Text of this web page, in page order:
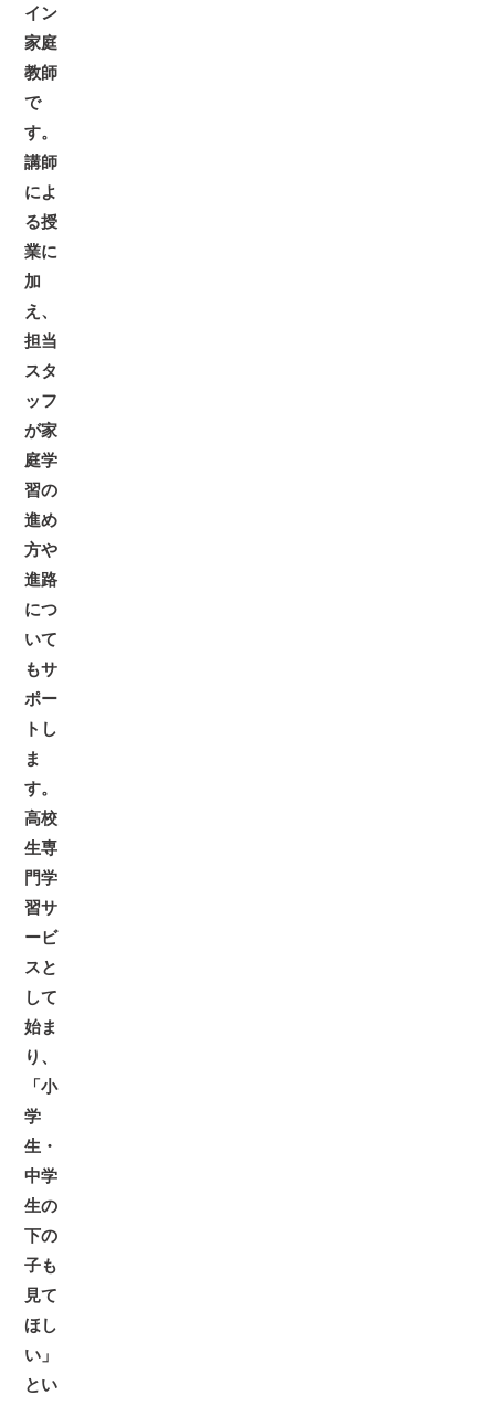
イン
家庭
教師
で
す。
講師
によ
る授
業に
加
え、
担当
スタ
ッフ
が家
庭学
習の
進め
方や
進路
につ
いて
もサ
ポー
トし
ま
す。
高校
生専
門学
習サ
ービ
スと
して
始ま
り、
「小
学
生・
中学
生の
下の
子も
見て
ほし
い」
とい